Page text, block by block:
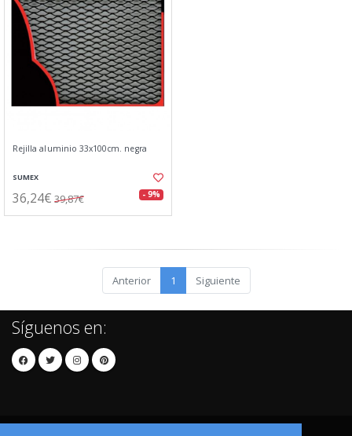
Rejilla aluminio 33x100cm. negra
SUMEX
36,24€ 39,87€ - 9%
Anterior 1 Siguiente
Síguenos en: